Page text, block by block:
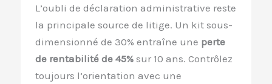
L’oubli de déclaration administrative reste
la principale source de litige. Un kit sous-
dimensionné de 30% entraîne une perte
de rentabilité de 45% sur 10 ans. Contrôlez
toujours l’orientation avec une